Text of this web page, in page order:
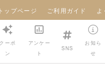
トップページ ご利用ガイド
クーポ
ン
アンケー
ト
SNS
お知ら
せ